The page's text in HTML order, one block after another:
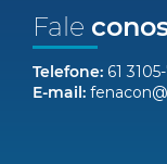
Fale
Telefone: 61
E-mail: